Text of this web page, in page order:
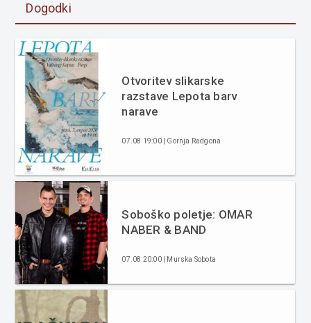
Dogodki
Otvoritev slikarske
razstave Lepota barv
narave
07.08 19:00 | Gornja Radgona
Soboško poletje: OMAR
NABER & BAND
07.08 20:00 | Murska Sobota